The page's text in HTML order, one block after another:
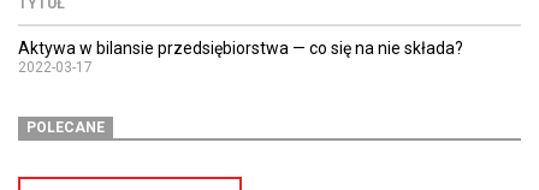
TYTUŁ
Aktywa w bilansie przedsiębiorstwa — co się na nie składa?
2022-03-17
POLECANE